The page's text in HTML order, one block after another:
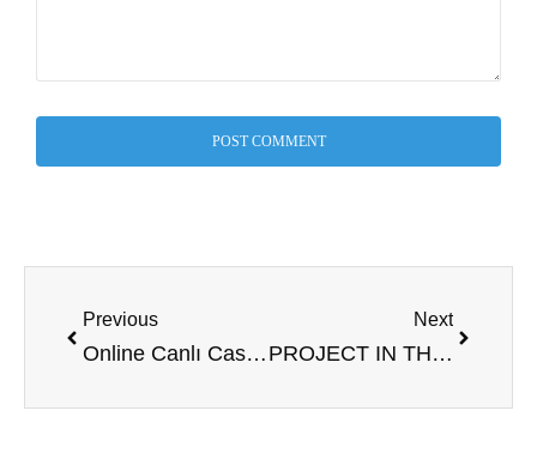
Previous
Online Canlı Casino Siteleri ve Sweet Bonanza’da Kazanma
Next
PROJECT IN THE US